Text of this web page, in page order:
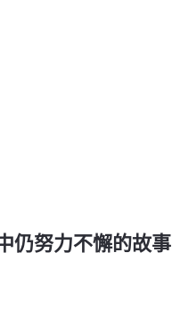
仍努力不懈的故事